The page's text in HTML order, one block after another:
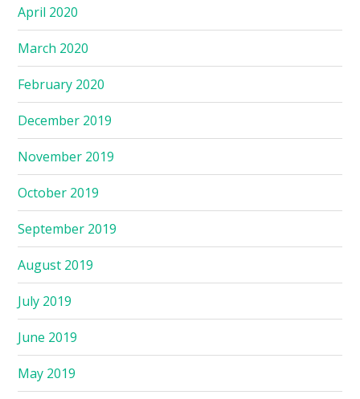
April 2020
March 2020
February 2020
December 2019
November 2019
October 2019
September 2019
August 2019
July 2019
June 2019
May 2019